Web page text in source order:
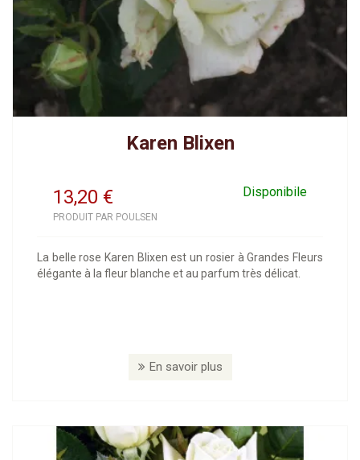
Karen Blixen
13,20 Disponibile
€
PRODUIT PAR POULSEN
La belle rose Karen Blixen est un rosier à Grandes Fleurs
élégante à la fleur blanche et au parfum très délicat.
En savoir plus